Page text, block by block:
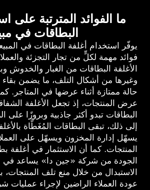
ما الفوائد المترتبة على
البطاقات في
يوفّر استخدام أغلفة البطاقات في
فوائد مهمة لكلٍّ من تجار التجزئة
الأغلفة البطاقات من الغبار والخدوش
وغيرها من أشكال التلف، ما يضمن
حالة ممتازة أثناء عرضها في المتاجر.
عرض المنتجات، إذ تجعل الأغلفة
البطاقات تبدو أكثر جاذبية وبروزًا على
إلى ذلك، تبقى البطاقات المُغَطَّاة
يسهّل إدارة المخزون ويسهّل على
المنتجات. كما أن الاستثمار في أغلفة
الجودة من شركة «جين دا» يساعد
الاستبدال من خلال منع تلف المنتجات،
عودة العملاء الراضين لإجراء عمليات